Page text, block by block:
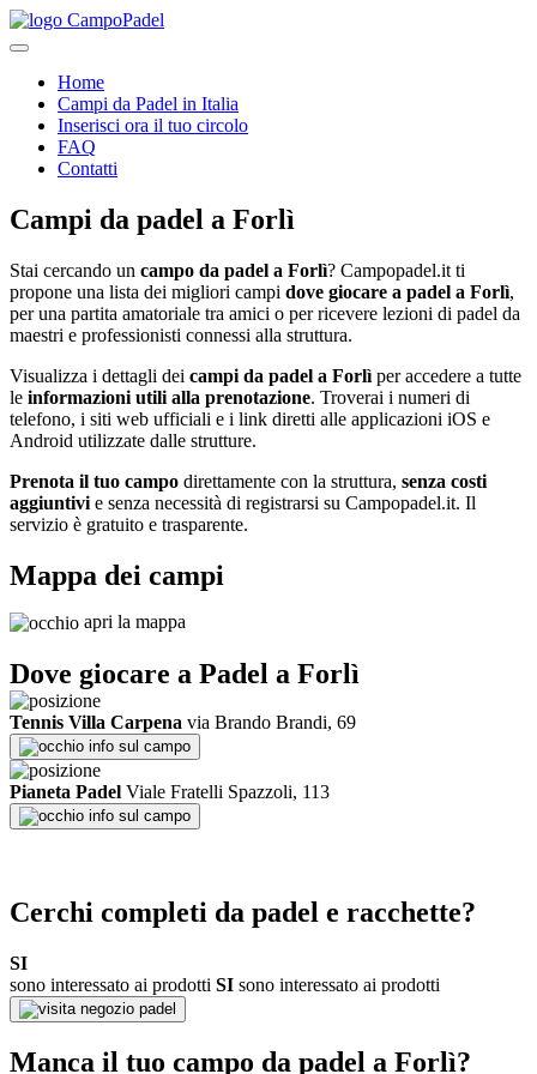
Home
Campi da Padel in Italia
Inserisci ora il tuo circolo
FAQ
Contatti
Campi da padel a Forlì
Stai cercando un campo da padel a Forlì? Campopadel.it ti
propone una lista dei migliori campi dove giocare a padel a Forlì,
per una partita amatoriale tra amici o per ricevere lezioni di padel da
maestri e professionisti connessi alla struttura.
Visualizza i dettagli dei campi da padel a Forlì per accedere a tutte
le informazioni utili alla prenotazione. Troverai i numeri di
telefono, i siti web ufficiali e i link diretti alle applicazioni iOS e
Android utilizzate dalle strutture.
Prenota il tuo campo direttamente con la struttura, senza costi
aggiuntivi e senza necessità di registrarsi su Campopadel.it. Il
servizio è gratuito e trasparente.
Mappa dei campi
apri la mappa
Dove giocare a Padel a Forlì
Tennis Villa Carpena via Brando Brandi, 69
info sul campo
Pianeta Padel Viale Fratelli Spazzoli, 113
info sul campo
Cerchi completi da padel e racchette?
SI
sono interessato ai prodotti SI sono interessato ai prodotti
negozio padel
Manca il tuo campo da padel a Forlì?